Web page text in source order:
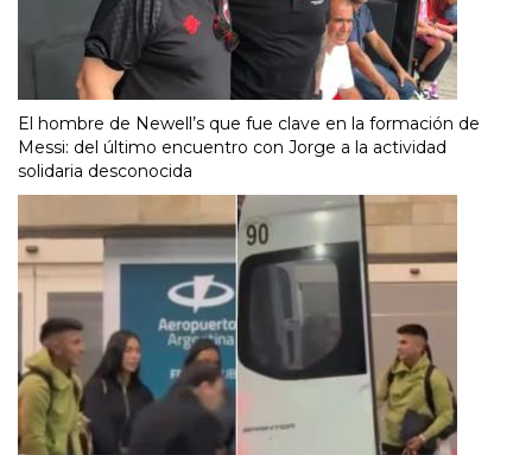
El hombre de Newell’s que fue clave en la formación de
Messi: del último encuentro con Jorge a la actividad
solidaria desconocida